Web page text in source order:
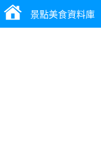
景點美食資料庫